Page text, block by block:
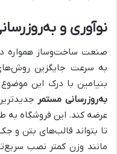
نوآوری و
صنعت ساخت‌وساز همواره
به سرعت جایگزین
بنیامین با درک این
به‌روزرسانی مستمر
عرضه کند. این فروشگاه به
تا بتواند قالب‌های بتن و
مانند وزن کمتر نصب